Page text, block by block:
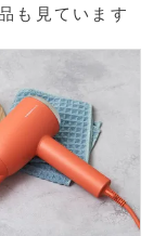
も見ています